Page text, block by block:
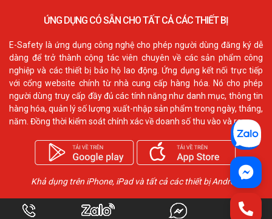
ỨNG DỤNG CÓ SẴN CHO TẤT CẢ CÁC THIẾT BỊ
E-Safety là ứng dụng công nghệ cho phép người dùng đăng ký dễ
dàng để trở thành cộng tác viên chuyên về các sản phẩm công
nghiệp và các thiết bị bảo hộ lao động. Ứng dụng kết nối trực tiếp
với cổng website chính từ nhà cung cấp hàng hóa. Nó cho phép
người dùng truy cấp đầy đủ các tính năng như danh mục, thông tin
hàng hóa, quản lý số lượng xuất-nhập sản phẩm trong ngày, tháng,
năm. Đồng thời kiểm soát chính xác về doanh số thu vào và ra.
Khả dụng trên iPhone, iPad và tất cả các thiết bị Android